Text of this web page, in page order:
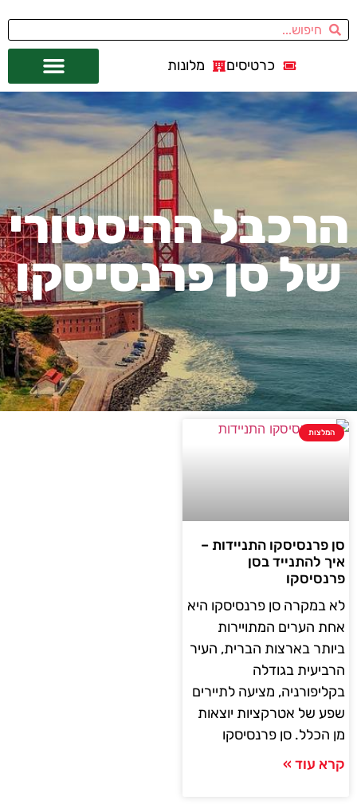
כרטיסים מלונות
הרכבל ההיסטורי
של סן פרנסיסקו
המלצות
סן פרנסיסקו התניידות –
איך להתנייד בסן
פרנסיסקו
לא במקרה סן פרנסיסקו היא
אחת הערים המתויירות
ביותר בארצות הברית, העיר
הרביעית בגודלה
בקליפורניה, מציעה לתיירים
שפע של אטרקציות יוצאות
מן הכלל. סן פרנסיסקו
קרא עוד »